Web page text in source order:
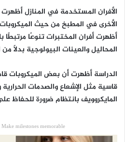
الأفران المستخدمة في المنازل
الأخرى في المطبخ من حيث الميكروبات
أظهرت أفران المختبرات تنوعًا
المحاليل والعينات البيولوجية بدلًا
الدراسة أظهرت أن بعض الميكروبات
قاسية مثل الإشعاع والصدمات
المايكروويف بانتظام ضرورة للحفاظ
milestones memorable